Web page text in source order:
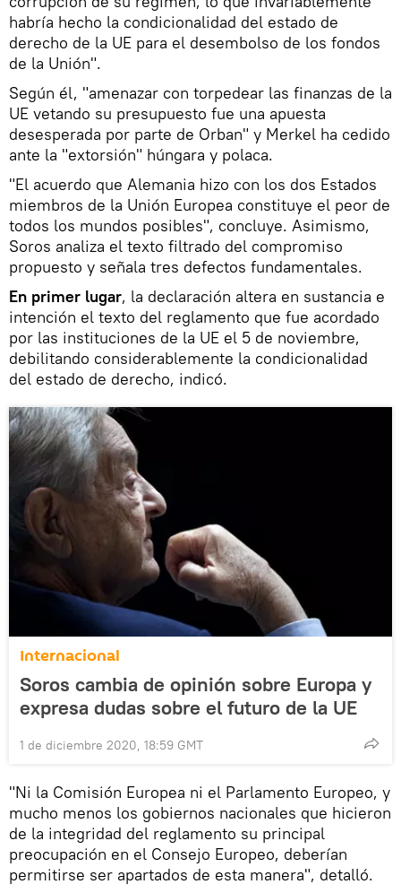
habría hecho la condicionalidad del estado de
derecho de la UE para el desembolso de los fondos
de la Unión".
Según él, "amenazar con torpedear las finanzas de la
UE vetando su presupuesto fue una apuesta
desesperada por parte de Orban" y Merkel ha cedido
ante la "extorsión" húngara y polaca.
"El acuerdo que Alemania hizo con los dos Estados
miembros de la Unión Europea constituye el peor de
todos los mundos posibles", concluye. Asimismo,
Soros analiza el texto filtrado del compromiso
propuesto y señala tres defectos fundamentales.
En primer lugar, la declaración altera en sustancia e
intención el texto del reglamento que fue acordado
por las instituciones de la UE el 5 de noviembre,
debilitando considerablemente la condicionalidad
del estado de derecho, indicó.
Internacional
Soros cambia de opinión sobre Europa y
expresa dudas sobre el futuro de la UE
1 de diciembre 2020, 18:59 GMT
"Ni la Comisión Europea ni el Parlamento Europeo, y
mucho menos los gobiernos nacionales que hicieron
de la integridad del reglamento su principal
preocupación en el Consejo Europeo, deberían
permitirse ser apartados de esta manera", detalló.